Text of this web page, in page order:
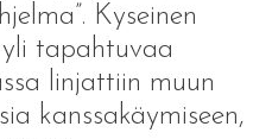
Kyseinen
tapahtuvaa
linjattiin muun
kanssakäymiseen,